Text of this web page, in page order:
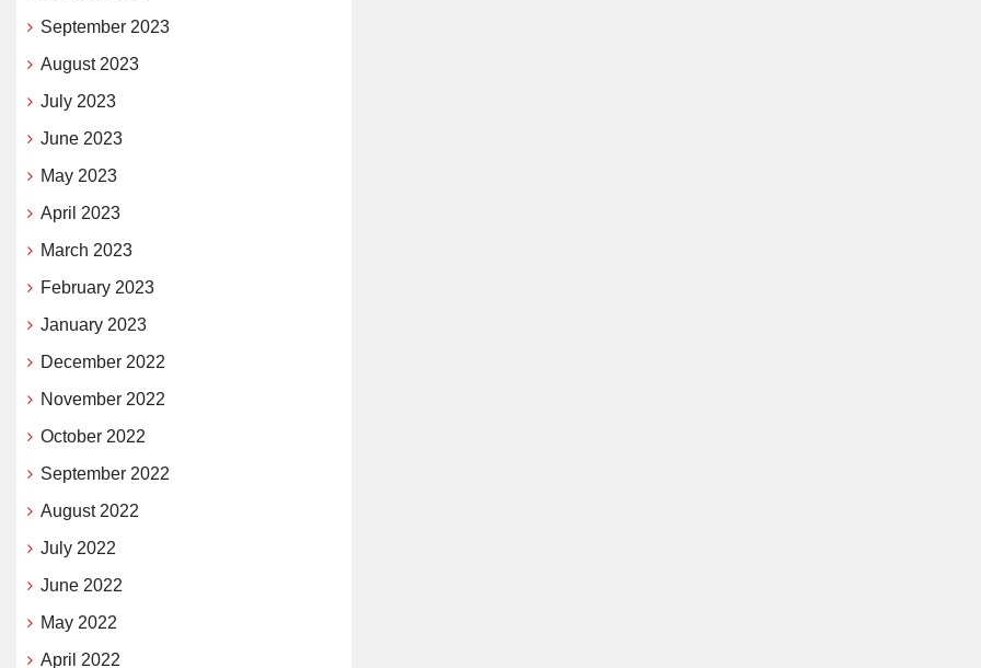
September 2023
August 2023
July 2023
June 2023
May 2023
April 2023
March 2023
February 2023
January 2023
December 2022
November 2022
October 2022
September 2022
August 2022
July 2022
June 2022
May 2022
April 2022